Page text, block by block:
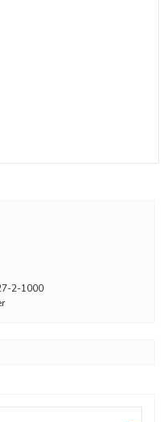
2-1000